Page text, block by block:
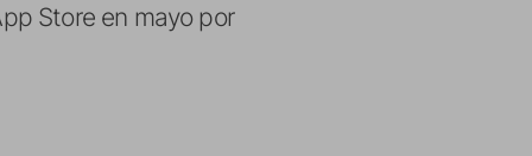
Store en mayo por